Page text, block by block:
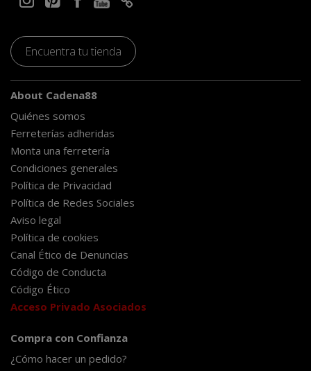
Encuentra tu tienda
About Cadena88
Quiénes somos
Ferreterías adheridas
Monta una ferretería
Condiciones generales
Política de Privacidad
Política de Redes Sociales
Aviso legal
Política de cookies
Canal Ético de Denuncias
Código de Conducta
Código Ético
Acceso Privado Asociados
Compra con Confianza
¿Cómo hacer un pedido?